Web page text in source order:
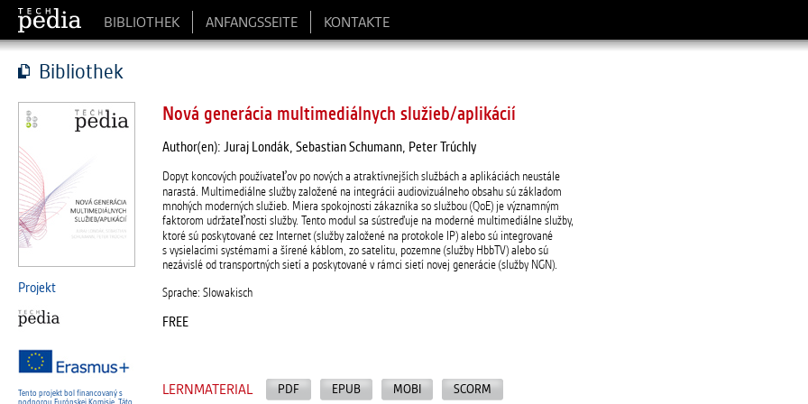
BIBLIOTHEK ANFANGSSEITE KONTAKTE
Bibliothek
Projekt
Tento projekt bol financovaný s
podporou Európskej Komisie. Táto
Nová generácia multimediálnych služieb/aplikácií
Author(en): Juraj Londák, Sebastian Schumann, Peter Trúchly
Dopyt koncových používateľov po nových a atraktívnejších službách a aplikáciách neustále
narastá. Multimediálne služby založené na integrácii audiovizuálneho obsahu sú základom
mnohých moderných služieb. Miera spokojnosti zákazníka so službou (QoE) je významným
faktorom udržateľnosti služby. Tento modul sa sústreďuje na moderné multimediálne služby,
ktoré sú poskytované cez Internet (služby založené na protokole IP) alebo sú integrované
s vysielacími systémami a šírené káblom, zo satelitu, pozemne (služby HbbTV) alebo sú
nezávislé od transportných sietí a poskytované v rámci sietí novej generácie (služby NGN).
Sprache: Slowakisch
FREE
LERNMATERIAL PDF EPUB MOBI SCORM